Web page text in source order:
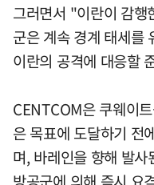
그러면서 "이란이 감
군은 계속 경계 태세를
이란의 공격에 대응할
CENTCOM은 쿠웨이
은 목표에 도달하기 전
며, 바레인을 향해 발